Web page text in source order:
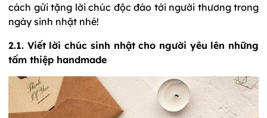
cách gửi tặng lời chúc độc đáo tới người thương trong
ngày sinh nhật nhé!
2.1. Viết lời chúc sinh nhật cho người yêu lên những
tấm thiệp handmade